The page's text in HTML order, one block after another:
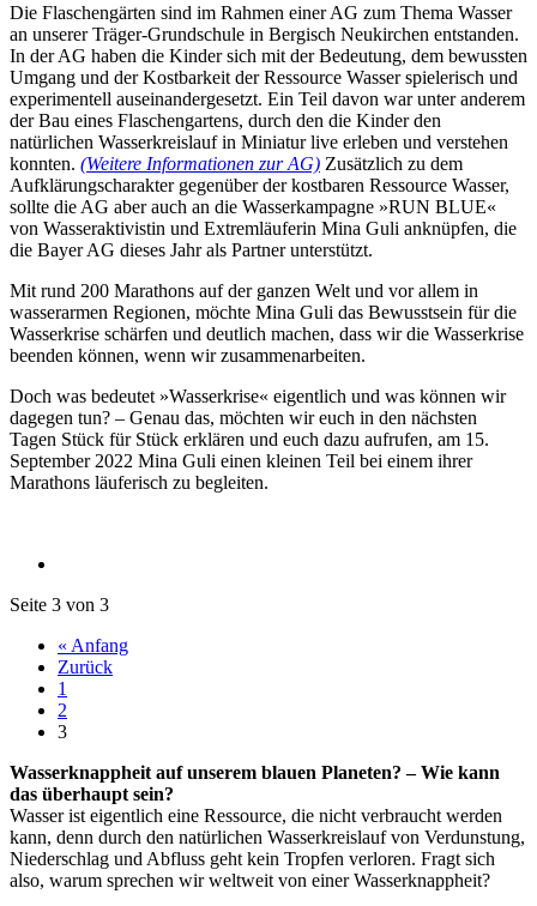
Die Flaschengärten sind im Rahmen einer AG zum Thema Wasser
an unserer Träger-Grundschule in Bergisch Neukirchen entstanden.
In der AG haben die Kinder sich mit der Bedeutung, dem bewussten
Umgang und der Kostbarkeit der Ressource Wasser spielerisch und
experimentell auseinandergesetzt. Ein Teil davon war unter anderem
der Bau eines Flaschengartens, durch den die Kinder den
natürlichen Wasserkreislauf in Miniatur live erleben und verstehen
konnten. (Weitere Informationen zur AG) Zusätzlich zu dem
Aufklärungscharakter gegenüber der kostbaren Ressource Wasser,
sollte die AG aber auch an die Wasserkampagne »RUN BLUE«
von Wasseraktivistin und Extremläuferin Mina Guli anknüpfen, die
die Bayer AG dieses Jahr als Partner unterstützt.
Mit rund 200 Marathons auf der ganzen Welt und vor allem in
wasserarmen Regionen, möchte Mina Guli das Bewusstsein für die
Wasserkrise schärfen und deutlich machen, dass wir die Wasserkrise
beenden können, wenn wir zusammenarbeiten.
Doch was bedeutet »Wasserkrise« eigentlich und was können wir
dagegen tun? – Genau das, möchten wir euch in den nächsten
Tagen Stück für Stück erklären und euch dazu aufrufen, am 15.
September 2022 Mina Guli einen kleinen Teil bei einem ihrer
Marathons läuferisch zu begleiten.
Seite 3 von 3
« Anfang
Zurück
1
2
3
Wasserknappheit auf unserem blauen Planeten? – Wie kann
das überhaupt sein?
Wasser ist eigentlich eine Ressource, die nicht verbraucht werden
kann, denn durch den natürlichen Wasserkreislauf von Verdunstung,
Niederschlag und Abfluss geht kein Tropfen verloren. Fragt sich
also, warum sprechen wir weltweit von einer Wasserknappheit?